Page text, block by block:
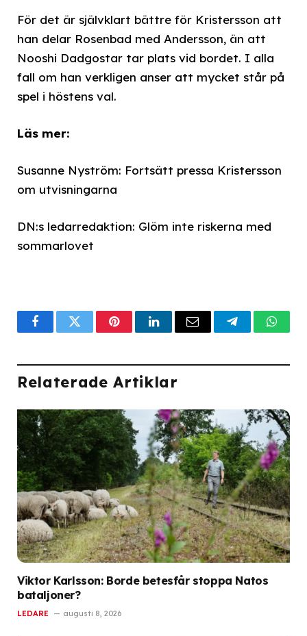
För det är självklart bättre för Kristersson att
han delar Rosenbad med Andersson, än att
Nooshi Dadgostar tar plats vid bordet. I alla
fall om han verkligen anser att mycket står på
spel i höstens val.
Läs mer:
Susanne Nyström: Fortsätt pressa Kristersson
om utvisningarna
DN:s ledarredaktion: Glöm inte riskerna med
sommarlovet
FacebookTwitterPinterestLinkedInEmail Telegram
Relaterade Artiklar
Viktor Karlsson: Borde betesfår stoppa Natos
bataljoner?
LEDARE augusti 8, 2026